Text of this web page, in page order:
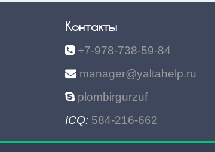
Контакты
+7-978-738-59-84
manager@yaltahelp.ru
plombirgurzuf
ICQ: 584-216-662